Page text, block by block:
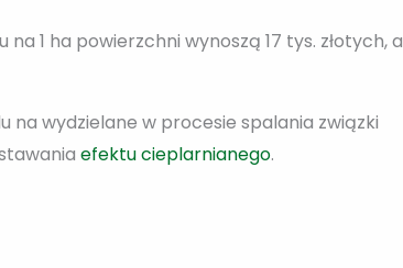
1 ha powierzchni wynoszą 17 tys. złotych, a
na wydzielane w procesie spalania związki
efektu cieplarnianego.